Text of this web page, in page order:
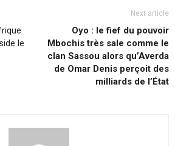
le
Next article
Oyo : le fief du pouvoir
Mbochis très sale comme le
clan Sassou alors qu’Averda
de Omar Denis perçoit des
milliards de l’État